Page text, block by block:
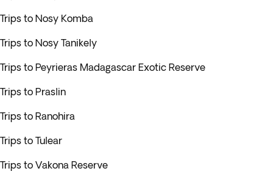
Trips to Nosy Komba
Trips to Nosy Tanikely
Trips to Peyrieras Madagascar Exotic Reserve
Trips to Praslin
Trips to Ranohira
Trips to Tulear
Trips to Vakona Reserve